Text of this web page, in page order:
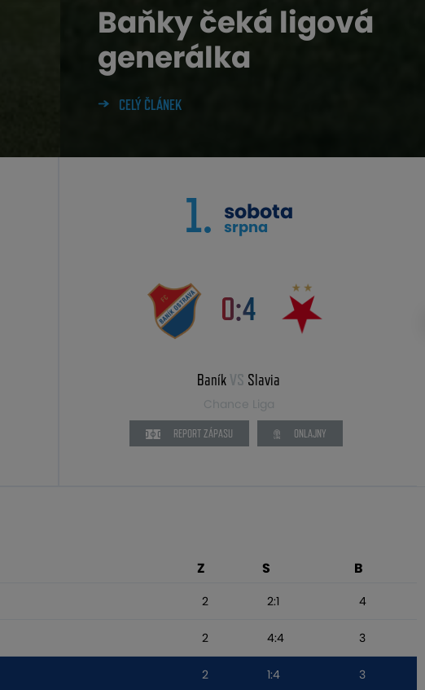
Baňky čeká ligová
generálka
CELÝ ČLÁNEK
1. sobota
srpna
0:4
Baník VS Slavia
Chance Liga
REPORT ZÁPASU ONLAJNY
Z S B
2 2:1 4
2 4:4 3
2 1:4 3